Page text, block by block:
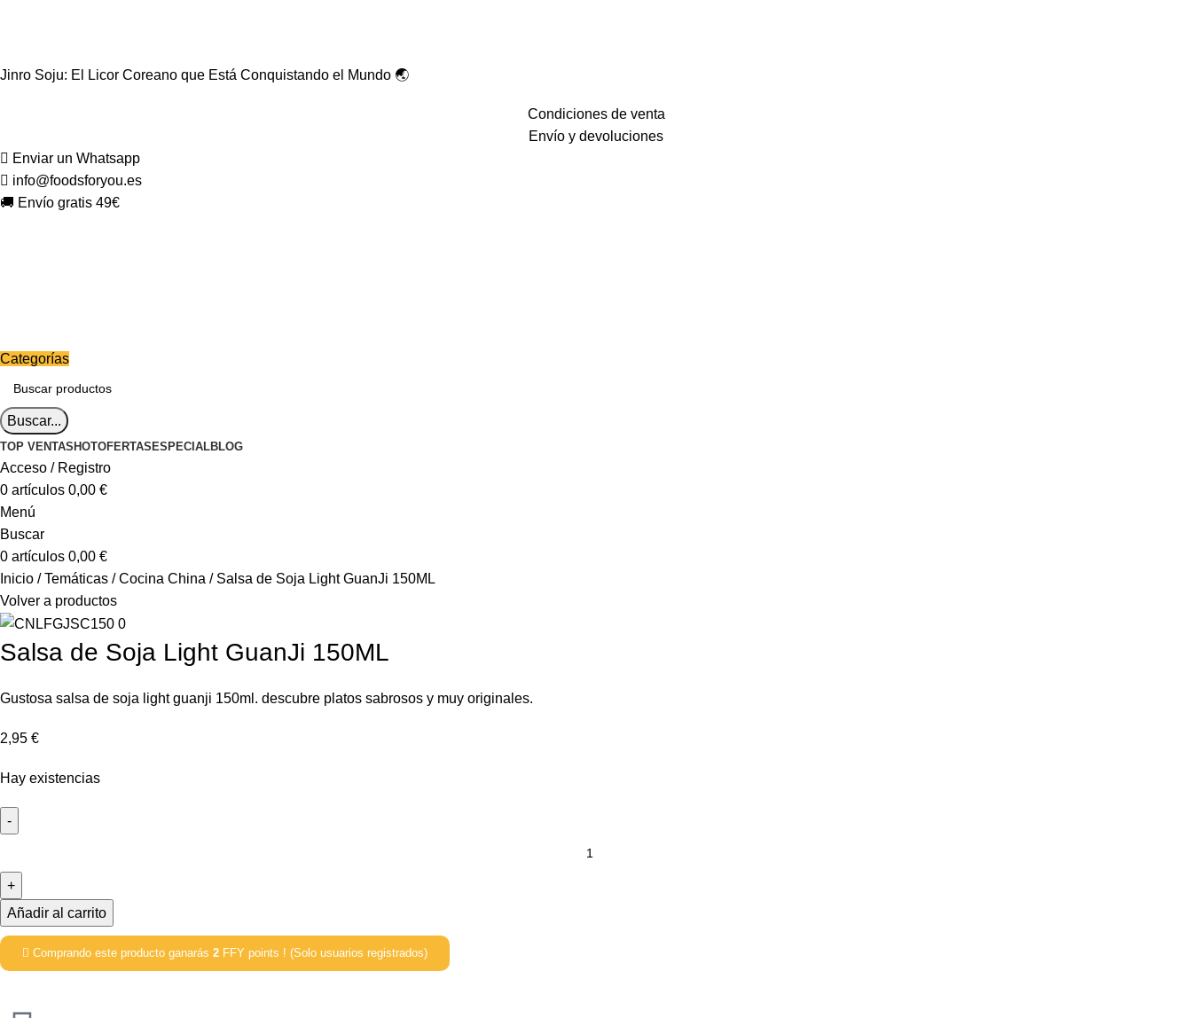
Jinro Soju: El Licor Coreano que Está Conquistando el Mundo 🌏
Condiciones de venta
Envío y devoluciones
Enviar un Whatsapp
info@foodsforyou.es
🚚 Envío gratis 49€
Categorías
Buscar...
TOP VENTAS HOTOFERTAS ESPECIALBLOG
Acceso / Registro
0 artículos 0,00 €
Menú
Buscar
0 artículos 0,00 €
Inicio
Temáticas Cocina China
Salsa de Soja Light GuanJi 150ML
Volver a productos
Salsa de Soja Light GuanJi 150ML
Gustosa salsa de soja light guanji 150ml. descubre platos sabrosos y muy originales.
2,95 €
Hay existencias
Añadir al carrito
Comprando este producto ganarás 2 FFY points ! (Solo usuarios registrados)